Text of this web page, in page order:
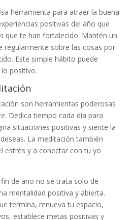
herramienta para atraer la buena
positivas del año que
que te han fortalecido. Mantén un
regularmente sobre las cosas por
Este simple hábito puede
positivo.
son herramientas poderosas
Dedica tiempo cada día para
situaciones positivas y siente la
La meditación también
estrés y a conectar con tu yo
de año no se trata solo de
mentalidad positiva y abierta.
termina, renueva tu espacio,
establece metas positivas y